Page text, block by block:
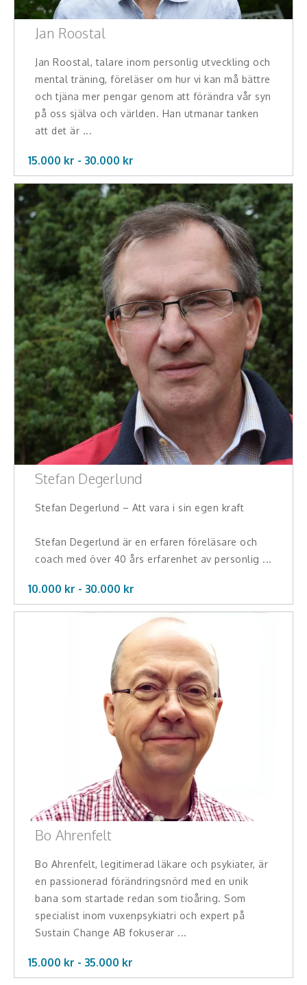
Jan Roostal
Jan Roostal, talare inom personlig utveckling och
mental träning, föreläser om hur vi kan må bättre
och tjäna mer pengar genom att förändra vår syn
på oss själva och världen. Han utmanar tanken
att det är ...
15.000 kr - 30.000 kr
Stefan Degerlund
Stefan Degerlund – Att vara i sin egen kraft
Stefan Degerlund är en erfaren föreläsare och
coach med över 40 års erfarenhet av personlig ...
10.000 kr - 30.000 kr
Bo Ahrenfelt
Bo Ahrenfelt, legitimerad läkare och psykiater, är
en passionerad förändringsnörd med en unik
bana som startade redan som tioåring. Som
specialist inom vuxenpsykiatri och expert på
Sustain Change AB fokuserar ...
15.000 kr - 35.000 kr